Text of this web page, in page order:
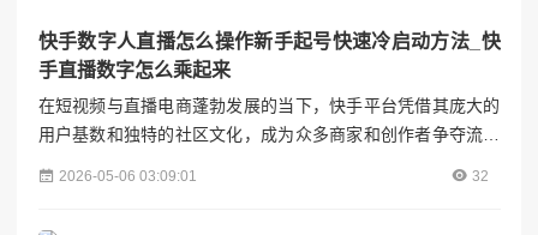
快手数字人直播怎么操作新手起号快速冷启动方法_快
手直播数字怎么乘起来
在短视频与直播电商蓬勃发展的当下，快手平台凭借其庞大的
用户基数和独特的社区文化，成为众多商家和创作者争夺流量
的重要阵地。数字人直播作为新兴技术，凭借其24小时不间断
2026-05-06 03:09:01 32